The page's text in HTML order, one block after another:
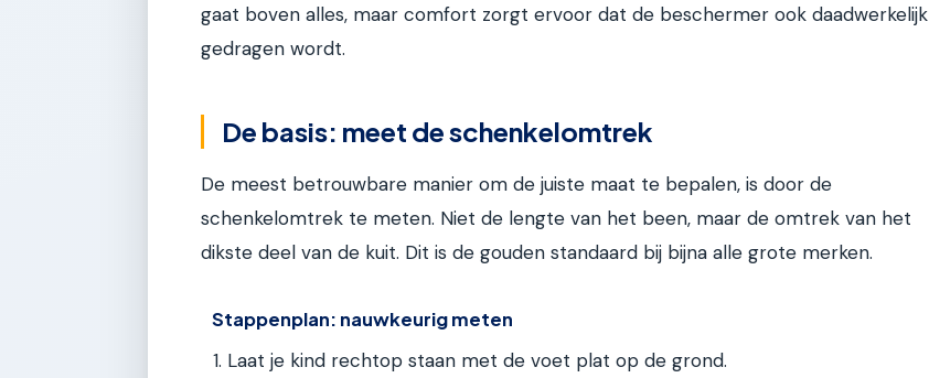
gaat boven alles, maar comfort zorgt ervoor dat de beschermer ook daadwerkelijk
gedragen wordt.
De basis: meet de schenkelomtrek
De meest betrouwbare manier om de juiste maat te bepalen, is door de
schenkelomtrek te meten. Niet de lengte van het been, maar de omtrek van het
dikste deel van de kuit. Dit is de gouden standaard bij bijna alle grote merken.
Stappenplan: nauwkeurig meten
Laat je kind rechtop staan met de voet plat op de grond.